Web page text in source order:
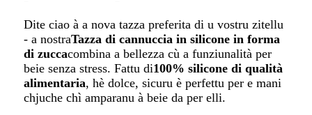
Dite ciao à a nova tazza preferita di u vostru zitellu
- a nostraTazza di cannuccia in silicone in forma
di zuccacombina a bellezza cù a funziunalità per
beie senza stress. Fattu di100% silicone di qualità
alimentaria, hè dolce, sicuru è perfettu per e mani
chjuche chì amparanu à beie da per elli.